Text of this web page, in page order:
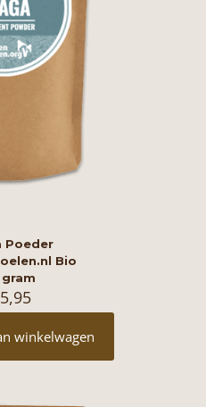
Poeder
Bio
gram
winkelwagen